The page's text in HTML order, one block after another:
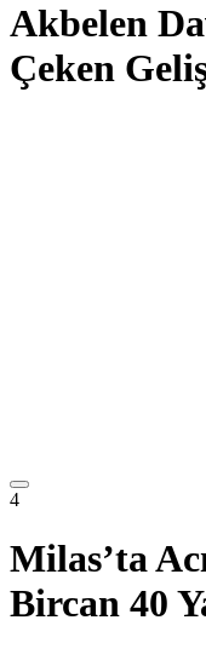
Akbelen
Çeken
4
Milas’ta
Bircan 40